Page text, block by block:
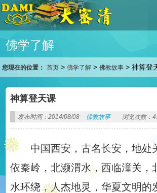
佛学了解
您现在的位置： 首页 >佛学了解 >佛教故事 >神算登
神算登天课
发布时间：2014/08/08 佛教故事 浏览次数：
中国西安，古名长安，地处
依秦岭，北濒渭水，西临潼关，
水环绕，人杰地灵，华夏文明的